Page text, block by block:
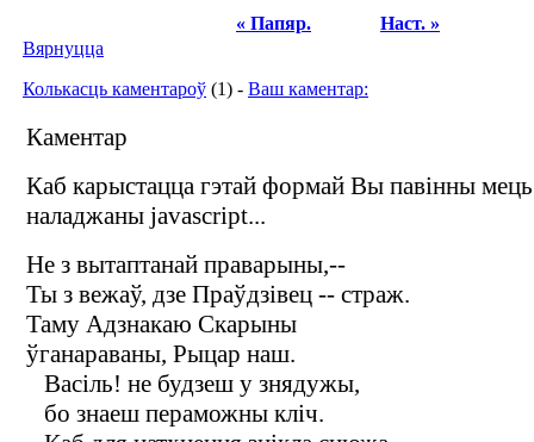
« Папяр.
Наст. »
Вярнуцца
Колькасць каментароў (1) - Ваш каментар:
Каментар
Каб карыстацца гэтай формай Вы павінны мець
наладжаны javascript...
Не з вытаптанай праварыны,--
Ты з вежаў, дзе Праўдзівец -- страж.
Таму Адзнакаю Скарыны
ўганараваны, Рыцар наш.
Васіль! не будзеш у знядужы,
бо знаеш пераможны кліч.